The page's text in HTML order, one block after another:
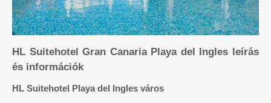
HL Suitehotel Gran Canaria Playa del Ingles leírás
és információk
HL Suitehotel Playa del Ingles város